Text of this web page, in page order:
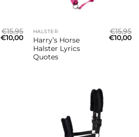
€15,95
Oorspronkelijke
prijs
€10,00Huidige
prijs
€10,00.
HALSTER
Harry’s Horse
Halster Lyrics
Quotes
€15,95
prijs
€10,00